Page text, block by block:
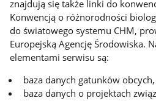
znajdują się także linki do
Konwencją o różnorodności
do światowego systemu CHM,
Europejską Agencję Środowiska.
elementami serwisu są:
baza danych gatunków obcych,
baza danych o projektach